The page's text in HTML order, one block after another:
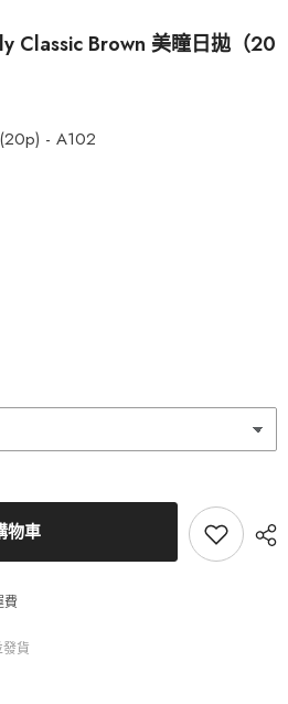
Classic Brown 美瞳日拋（20
- A102
物車
費
貨